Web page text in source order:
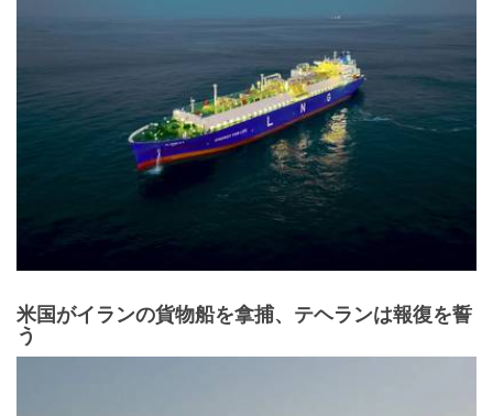
米国がイランの貨物船を拿捕、テヘランは報復を誓
う